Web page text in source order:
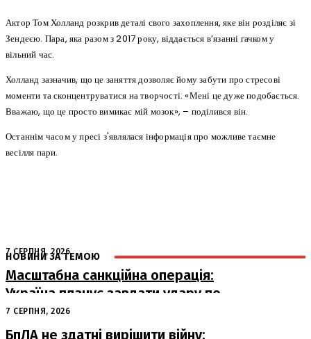
Актор Том Холланд розкрив деталі свого захоплення, яке він розділяє зі
Зендеєю. Пара, яка разом з 2017 року, віддається в’язанні гачком у
вільний час.
Холланд зазначив, що це заняття дозволяє йому забути про стресові
моменти та сконцентруватися на творчості. «Мені це дуже подобається.
Вважаю, що це просто вимикає мій мозок», – поділився він.
Останнім часом у пресі з'являлася інформація про можливе таємне
весілля пари.
НОВИНИ ЗА ТЕМОЮ
7 СЕРПНЯ, 2026
Масштабна санкційна операція:
Україна планує завдати удару по
російському ВПК
7 СЕРПНЯ, 2026
БпЛА не здатні вирішити війну: